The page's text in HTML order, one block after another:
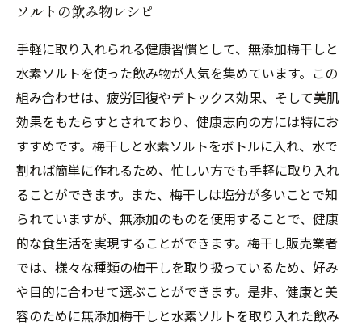
ソルトの飲み物レシピ
手軽に取り入れられる健康習慣として、無添加梅干しと
水素ソルトを使った飲み物が人気を集めています。この
組み合わせは、疲労回復やデトックス効果、そして美肌
効果をもたらすとされており、健康志向の方には特にお
すすめです。梅干しと水素ソルトをボトルに入れ、水で
割れば簡単に作れるため、忙しい方でも手軽に取り入れ
ることができます。また、梅干しは塩分が多いことで知
られていますが、無添加のものを使用することで、健康
的な食生活を実現することができます。梅干し販売業者
では、様々な種類の梅干しを取り扱っているため、好み
や目的に合わせて選ぶことができます。是非、健康と美
容のために無添加梅干しと水素ソルトを取り入れた飲み